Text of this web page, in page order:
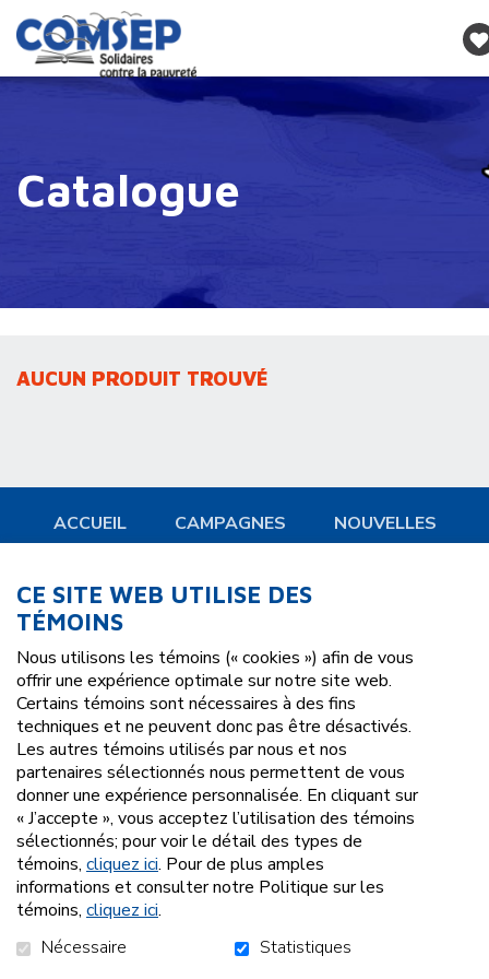
Catalogue
AUCUN PRODUIT TROUVÉ
ACCUEIL CAMPAGNES
NOUVELLES
S'ABONNER À L'INFOLETTRE
SUIVEZ-NOUS! Facebook
CE SITE WEB UTILISE DES
TÉMOINS
Nous utilisons les témoins (« cookies ») afin de vous
offrir une expérience optimale sur notre site web.
Certains témoins sont nécessaires à des fins
techniques et ne peuvent donc pas être désactivés.
Les autres témoins utilisés par nous et nos
partenaires sélectionnés nous permettent de vous
donner une expérience personnalisée. En cliquant sur
« J’accepte », vous acceptez l’utilisation des témoins
sélectionnés; pour voir le détail des types de
témoins, cliquez ici. Pour de plus amples
informations et consulter notre Politique sur les
témoins, cliquez ici.
Nécessaire
Statistiques